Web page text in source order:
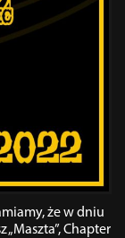
że w dniu
„Maszta”, Chapter